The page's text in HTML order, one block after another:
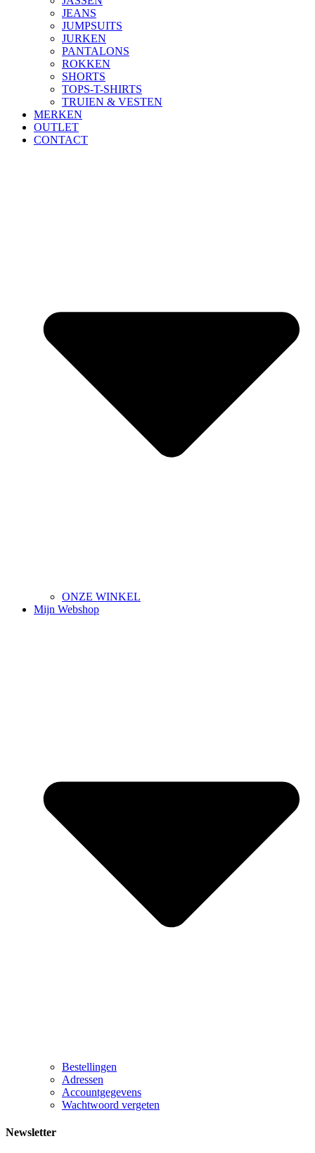
JEANS
JUMPSUITS
JURKEN
PANTALONS
ROKKEN
SHORTS
TOPS-T-SHIRTS
TRUIEN & VESTEN
MERKEN
OUTLET
CONTACT
ONZE WINKEL
Mijn Webshop
Bestellingen
Adressen
Accountgegevens
Wachtwoord vergeten
Newsletter